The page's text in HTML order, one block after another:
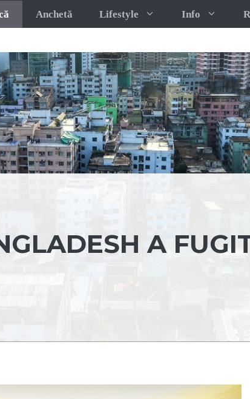
Anchetă Lifestyle Info
A